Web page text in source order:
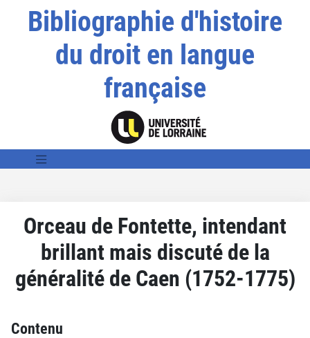
Bibliographie d'histoire
du droit en langue
française
Orceau de Fontette, intendant
brillant mais discuté de la
généralité de Caen (1752-1775)
Contenu